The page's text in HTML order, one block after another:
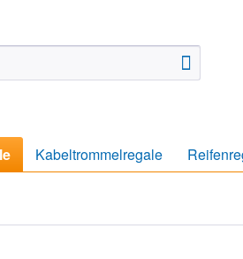
Kabeltrommelregale